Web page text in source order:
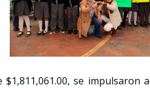
se impulsaron